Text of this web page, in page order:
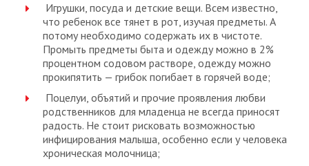
Игрушки, посуда и детские вещи. Всем известно,
что ребенок все тянет в рот, изучая предметы. А
потому необходимо содержать их в чистоте.
Промыть предметы быта и одежду можно в 2%
процентном содовом растворе, одежду можно
прокипятить — грибок погибает в горячей воде;
Поцелуи, объятий и прочие проявления любви
родственников для младенца не всегда приносят
радость. Не стоит рисковать возможностью
инфицирования малыша, особенно если у человека
хроническая молочница;